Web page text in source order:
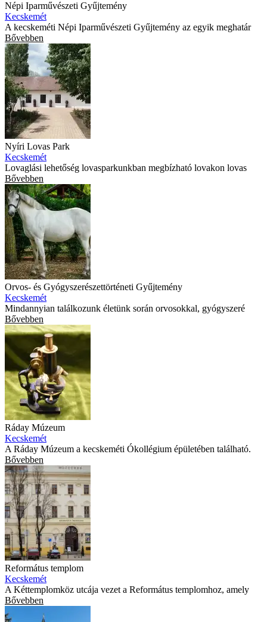
Népi Iparművészeti Gyűjtemény
Kecskemét
A kecskeméti Népi Iparművészeti Gyűjtemény az egyik meghatár
Bővebben
Nyíri Lovas Park
Kecskemét
Lovaglási lehetőség lovasparkunkban megbízható lovakon lovas
Bővebben
Orvos- és Gyógyszerészettörténeti Gyűjtemény
Kecskemét
Mindannyian találkozunk életünk során orvosokkal, gyógyszeré
Bővebben
Ráday Múzeum
Kecskemét
A Ráday Múzeum a kecskeméti Ókollégium épületében található.
Bővebben
Református templom
Kecskemét
A Kéttemplomköz utcája vezet a Református templomhoz, amely
Bővebben